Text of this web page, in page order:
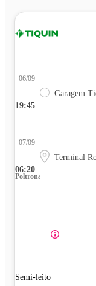
19:45
06/09
Garagem
06:20
07/09
Terminal
Poltrona
Semi-leito